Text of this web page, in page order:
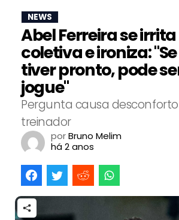
NEWS
Abel Ferreira se
coletiva e ironiza:
tiver pronto, pode
jogue"
Pergunta causa
treinador
porBruno Melim
há 2 anos